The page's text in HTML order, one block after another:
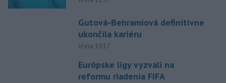
Gutová-Behramiová definitívne
ukončila kariéru
včera 19:17
Európske ligy vyzvali na
reformu riadenia FIFA